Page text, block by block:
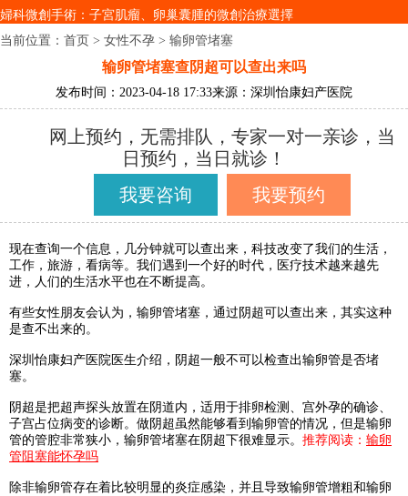
婦科微創手術：子宮肌瘤、卵巢囊腫的微創治療選擇
当前位置： 首页 > 女性不孕 > 输卵管堵塞
输卵管堵塞查阴超可以查出来吗
发布时间：2023-04-18 17:33来源：深圳怡康妇产医院
网上预约，无需排队，专家一对一亲诊，当
日预约，当日就诊！
我要咨询
我要预约
现在查询一个信息，几分钟就可以查出来，科技改变了我们的生活，
工作，旅游，看病等。我们遇到一个好的时代，医疗技术越来越先
进，人们的生活水平也在不断提高。
有些女性朋友会认为，输卵管堵塞，通过阴超可以查出来，其实这种
是查不出来的。
深圳怡康妇产医院医生介绍，阴超一般不可以检查出输卵管是否堵
塞。
阴超是把超声探头放置在阴道内，适用于排卵检测、宫外孕的确诊、
子宫占位病变的诊断。做阴超虽然能够看到输卵管的情况，但是输卵
管的管腔非常狭小，输卵管堵塞在阴超下很难显示。 推荐阅读： 输卵
管阻塞能怀孕吗
除非输卵管存在着比较明显的炎症感染，并且导致输卵管增粗和输卵